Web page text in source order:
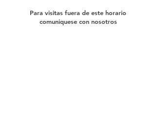
Para visitas fuera de este horario
comuniquese con nosotros